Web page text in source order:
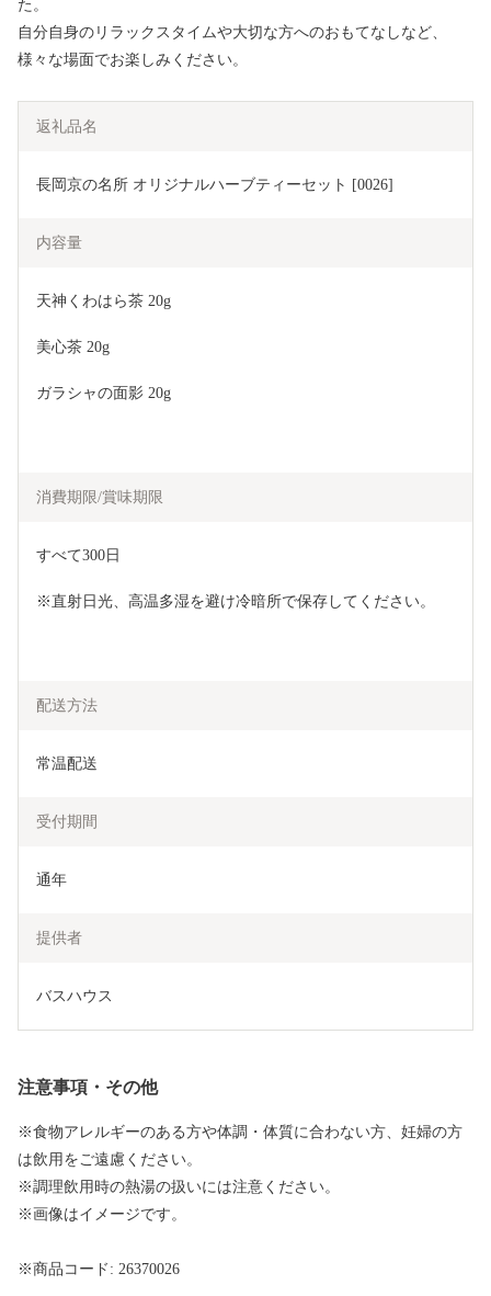
た。
自分自身のリラックスタイムや大切な方へのおもてなしなど、
様々な場面でお楽しみください。
返礼品名
長岡京の名所 オリジナルハーブティーセット [0026]
内容量
天神くわはら茶 20g
美心茶 20g
ガラシャの面影 20g
消費期限/賞味期限
すべて300日
※直射日光、高温多湿を避け冷暗所で保存してください。
配送方法
常温配送
受付期間
通年
提供者
バスハウス
注意事項・その他
※食物アレルギーのある方や体調・体質に合わない方、妊婦の方
は飲用をご遠慮ください。
※調理飲用時の熱湯の扱いには注意ください。
※画像はイメージです。
※商品コード: 26370026